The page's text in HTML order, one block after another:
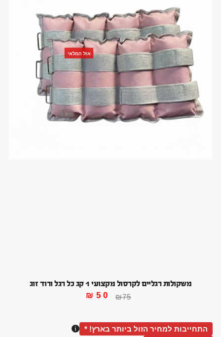
אזל המלאי
משקולות רגליים לקרסול מקצועי 1 קג כל רגל ורוד זוג
₪75
₪ 50
התחייבות למחיר הזול ביותר בארץ! *